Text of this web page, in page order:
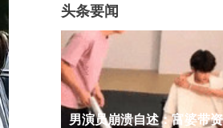
头条要闻
男演员崩溃自述：富婆带